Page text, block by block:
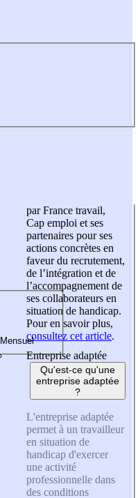
par France travail,
Cap emploi et ses
partenaires pour ses
actions concrètes en
faveur du recrutement,
de l’intégration et de
l’accompagnement de
ses collaborateurs en
situation de handicap.
Pour en savoir plus,
consultez cet article.
Entreprise adaptée
Qu'est-ce qu'une
entreprise adaptée
?
L'entreprise adaptée
permet à un travailleur
en situation de
handicap d'exercer
une activité
professionnelle dans
des conditions